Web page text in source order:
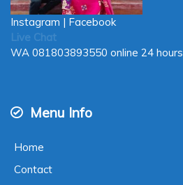
Instagram | Facebook
Live Chat
WA 081803893550 online 24 hours
Menu Info
Home
Contact